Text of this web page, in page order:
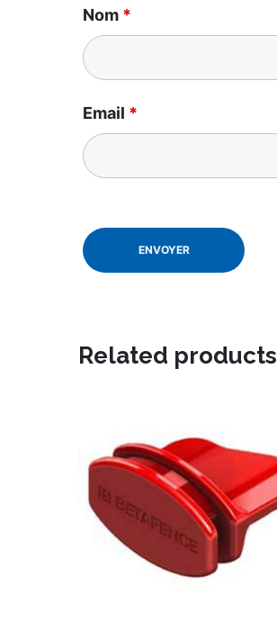
Nom *
Email *
Related products